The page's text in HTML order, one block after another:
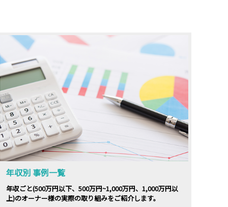
年収別 事例一覧
年収ごと(500万円以下、500万円~1,000万円、1,000万円以
上)のオーナー様の実際の取り組みをご紹介します。